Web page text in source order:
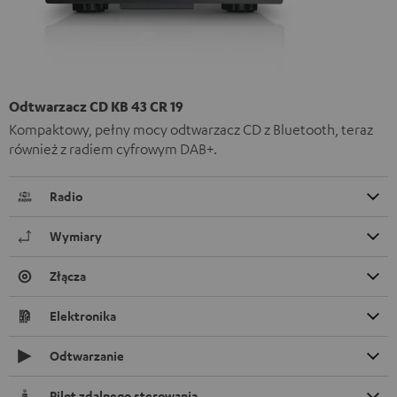
Odtwarzacz CD KB 43 CR 19
Kompaktowy, pełny mocy odtwarzacz CD z Bluetooth, teraz
również z radiem cyfrowym DAB+.
Radio
Wymiary
Złącza
Elektronika
Odtwarzanie